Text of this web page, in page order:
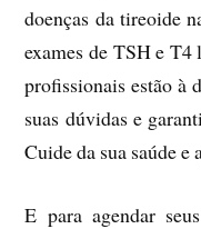
doenças da tireoide
exames de TSH e
profissionais estão à
suas dúvidas e
Cuide da sua saúde e
E para agendar